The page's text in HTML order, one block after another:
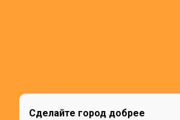
Сделайте город добрее